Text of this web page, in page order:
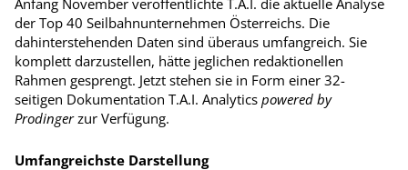
der Top 40 Seilbahnunternehmen Österreichs. Die
dahinterstehenden Daten sind überaus umfangreich. Sie
komplett darzustellen, hätte jeglichen redaktionellen
Rahmen gesprengt. Jetzt stehen sie in Form einer 32-
seitigen Dokumentation T.A.I. Analyticspowered by
Prodingerzur Verfügung.
Umfangreichste Darstellung